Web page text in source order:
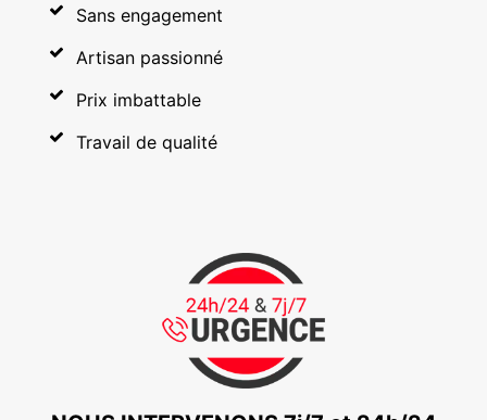
Sans engagement
Artisan passionné
Prix imbattable
Travail de qualité